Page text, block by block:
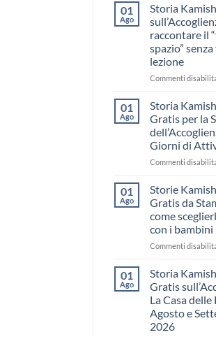
01
Ago
Storia
raccontare il
spazio”
lezione
Commenti
01
Ago
Storia
Gratis per la
Giorni di
Commenti
01
Ago
Storie
Gratis da
come
con i bambini
Commenti
01
Ago
Storia
Gratis
La Casa delle
Agosto e
2026